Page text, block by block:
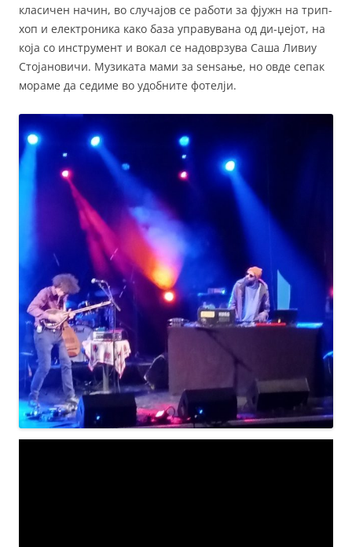
класичен начин, во случајов се работи за фјужн на трип-
хоп и електроника како база управувана од ди-џејот, на
која со инструмент и вокал се надоврзува Саша Ливиу
Стојановичи. Музиката мами за ѕенѕање, но овде сепак
мораме да седиме во удобните фотелји.